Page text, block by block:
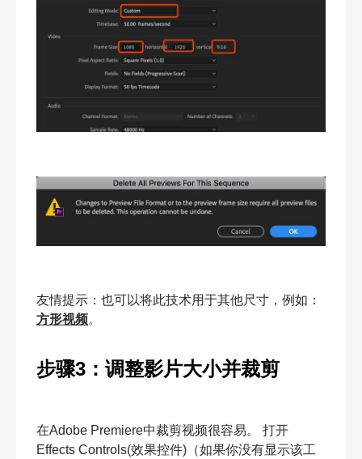
友情提示：也可以将此技术用于其他尺寸，例如：
方形视频。
步骤3：调整影片大小并裁剪
在Adobe Premiere中裁剪视频很容易。 打开
Effects Controls(效果控件)（如果你没有显示该工